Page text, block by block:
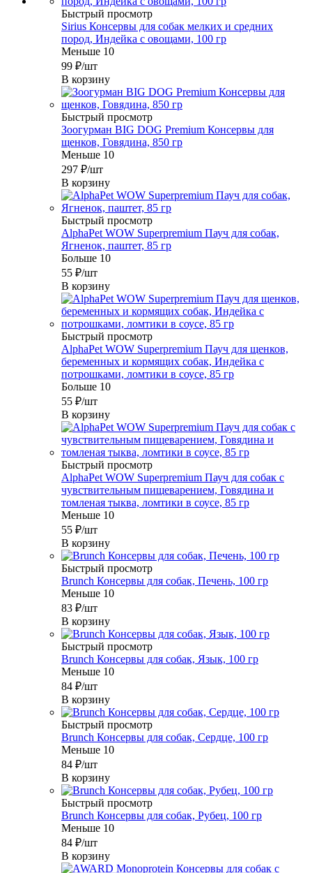
Быстрый просмотр
Sirius Консервы для собак мелких и средних
пород, Индейка с овощами, 100 гр
Меньше 10
99 ₽/шт
В корзину
Быстрый просмотр
Зоогурман BIG DOG Premium Консервы для
щенков, Говядина, 850 гр
Меньше 10
297 ₽/шт
В корзину
Быстрый просмотр
AlphaPet WOW Superpremium Пауч для собак,
Ягненок, паштет, 85 гр
Больше 10
55 ₽/шт
В корзину
Быстрый просмотр
AlphaPet WOW Superpremium Пауч для щенков,
беременных и кормящих собак, Индейка с
потрошками, ломтики в соусе, 85 гр
Больше 10
55 ₽/шт
В корзину
Быстрый просмотр
AlphaPet WOW Superpremium Пауч для собак с
чувствительным пищеварением, Говядина и
томленая тыква, ломтики в соусе, 85 гр
Меньше 10
55 ₽/шт
В корзину
Быстрый просмотр
Brunch Консервы для собак, Печень, 100 гр
Меньше 10
83 ₽/шт
В корзину
Быстрый просмотр
Brunch Консервы для собак, Язык, 100 гр
Меньше 10
84 ₽/шт
В корзину
Быстрый просмотр
Brunch Консервы для собак, Сердце, 100 гр
Меньше 10
84 ₽/шт
В корзину
Быстрый просмотр
Brunch Консервы для собак, Рубец, 100 гр
Меньше 10
84 ₽/шт
В корзину